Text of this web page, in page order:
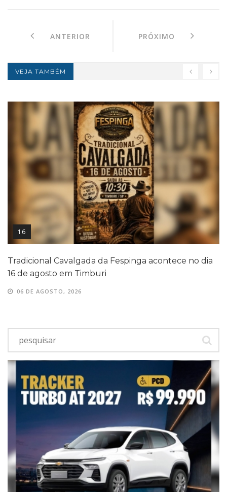
ANTERIOR PRÓXIMO
VEJA TAMBÉM
16
Tradicional Cavalgada da Fespinga acontece no dia
16 de agosto em Timburi
06 DE AGOSTO, 2026